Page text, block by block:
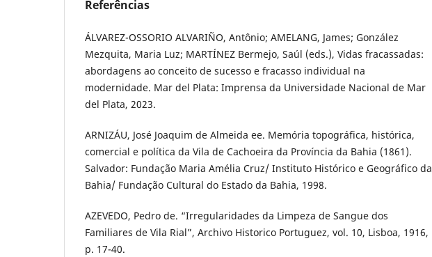
Referências
ÁLVAREZ-OSSORIO ALVARIÑO, Antônio; AMELANG, James; González
Mezquita, Maria Luz; MARTÍNEZ Bermejo, Saúl (eds.), Vidas fracassadas:
abordagens ao conceito de sucesso e fracasso individual na
modernidade. Mar del Plata: Imprensa da Universidade Nacional de Mar
del Plata, 2023.
ARNIZÁU, José Joaquim de Almeida ee. Memória topográfica, histórica,
comercial e política da Vila de Cachoeira da Província da Bahia (1861).
Salvador: Fundação Maria Amélia Cruz/ Instituto Histórico e Geográfico da
Bahia/ Fundação Cultural do Estado da Bahia, 1998.
AZEVEDO, Pedro de. “Irregularidades da Limpeza de Sangue dos
Familiares de Vila Rial”, Archivo Historico Portuguez, vol. 10, Lisboa, 1916,
p. 17-40.